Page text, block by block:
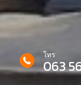
โทร
063